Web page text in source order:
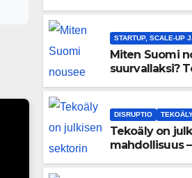
STARTUP, SCALE-UP
Miten Suomi
suurvallaksi?
DISRUPTIO
Tekoäly on
mahdollisuus